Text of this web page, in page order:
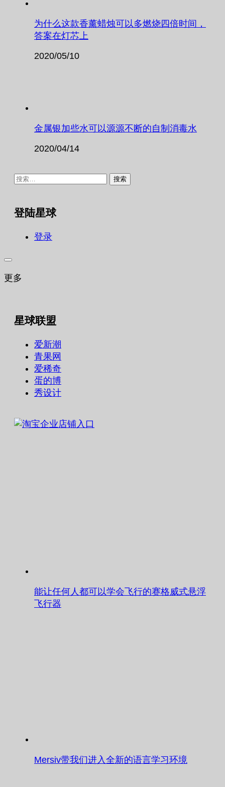
为什么这款香薰蜡烛可以多燃烧四倍时间，
答案在灯芯上
2020/05/10
金属银加些水可以源源不断的自制消毒水
2020/04/14
搜
登陆星球
登录
更多
星球联盟
爱新潮
青果网
爱稀奇
蛋的博
秀设计
能让任何人都可以学会飞行的赛格威式悬浮
飞行器
Mersiv带我们进入全新的语言学习环境